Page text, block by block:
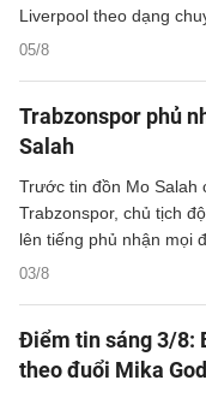
05/8
Liverpool theo dạng
do. Đội bóng Thổ Nhĩ Kỳ
sớm được hoàn tất.
Trabzonspor phủ
Salah
03/8
Trước tin đồn Mo Salah
Trabzonspor, chủ tịch
lên tiếng phủ nhận mọi
khẳng định không có
Điểm tin sáng 3/8:
theo đuổi Mika